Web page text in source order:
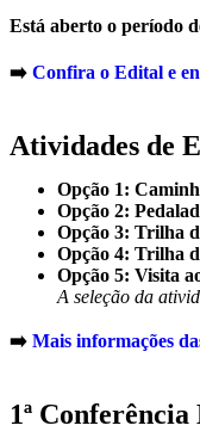
Está aberto o período
➡️ Confira o Edital e
Atividades de
Opção 1:
Opção 2:
Opção 3: Trilha
Opção 4: Trilha
Opção 5: Visita
A seleção da
➡️ Mais informações
1ª